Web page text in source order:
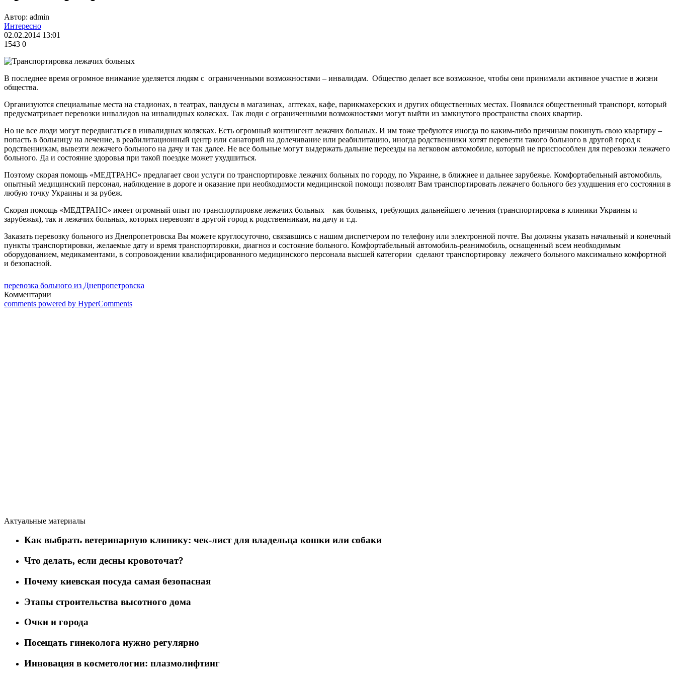
Автор: admin
Интересно
02.02.2014 13:01
1543 0
В последнее время огромное внимание уделяется людям с ограниченными возможностями – инвалидам. Общество делает все возможное, чтобы они принимали активное участие в жизни
общества.
Организуются специальные места на стадионах, в театрах, пандусы в магазинах, аптеках, кафе, парикмахерских и других общественных местах. Появился общественный транспорт, который
предусматривает перевозки инвалидов на инвалидных колясках. Так люди с ограниченными возможностями могут выйти из замкнутого пространства своих квартир.
Но не все люди могут передвигаться в инвалидных колясках. Есть огромный контингент лежачих больных. И им тоже требуются иногда по каким-либо причинам покинуть свою квартиру –
попасть в больницу на лечение, в реабилитационный центр или санаторий на долечивание или реабилитацию, иногда родственники хотят перевезти такого больного в другой город к
родственникам, вывезти лежачего больного на дачу и так далее. Не все больные могут выдержать дальние переезды на легковом автомобиле, который не приспособлен для перевозки лежачего
больного. Да и состояние здоровья при такой поездке может ухудшиться.
Поэтому скорая помощь «МЕДТРАНС» предлагает свои услуги по транспортировке лежачих больных по городу, по Украине, в ближнее и дальнее зарубежье. Комфортабельный автомобиль,
опытный медицинский персонал, наблюдение в дороге и оказание при необходимости медицинской помощи позволят Вам транспортировать лежачего больного без ухудшения его состояния в
любую точку Украины и за рубеж.
Скорая помощь «МЕДТРАНС» имеет огромный опыт по транспортировке лежачих больных – как больных, требующих дальнейшего лечения (транспортировка в клиники Украины и
зарубежья), так и лежачих больных, которых перевозят в другой город к родственникам, на дачу и т.д.
Заказать перевозку больного из Днепропетровска Вы можете круглосуточно, связавшись с нашим диспетчером по телефону или электронной почте. Вы должны указать начальный и конечный
пункты транспортировки, желаемые дату и время транспортировки, диагноз и состояние больного. Комфортабельный автомобиль-реанимобиль, оснащенный всем необходимым
оборудованием, медикаментами, в сопровождении квалифицированного медицинского персонала высшей категории сделают транспортировку лежачего больного максимально комфортной
и безопасной.
перевозка больного из Днепропетровска
Комментарии
comments powered by HyperComments
Актуальные материалы
Как выбрать ветеринарную клинику: чек-лист для владельца кошки или собаки
Что делать, если десны кровоточат?
Почему киевская посуда самая безопасная
Этапы строительства высотного дома
Очки и города
Посещать гинеколога нужно регулярно
Инновация в косметологии: плазмолифтинг